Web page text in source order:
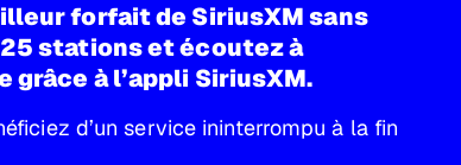
forfait de SiriusXM sans
stations et écoutez à
à l’appli SiriusXM.
d’un service ininterrompu à la fin